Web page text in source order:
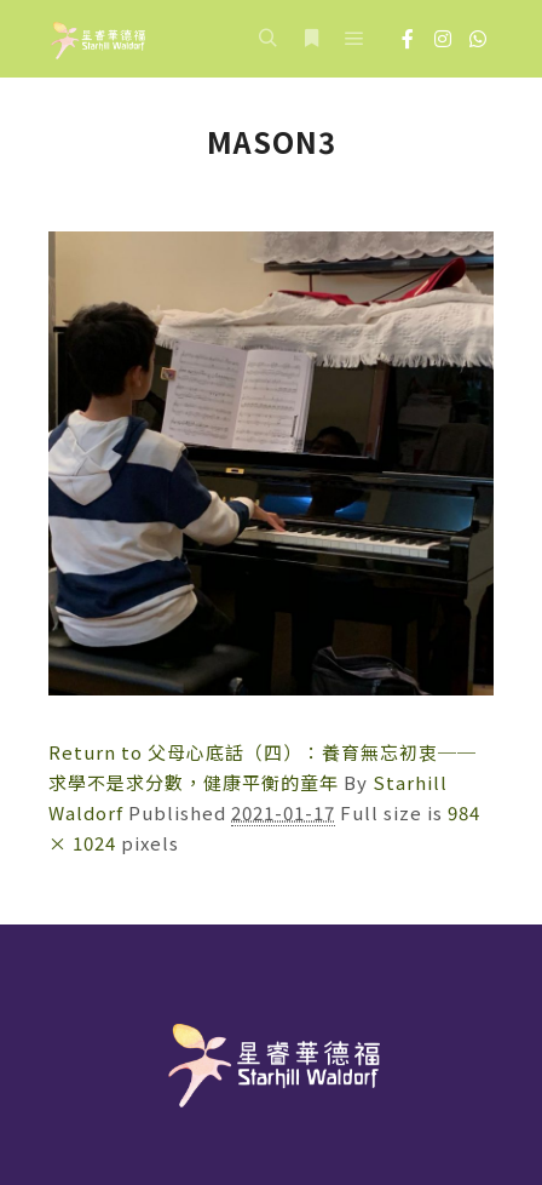
MASON3
Return to 父母心底話（四）：養育無忘初衷──
求學不是求分數，健康平衡的童年 By Starhill
Waldorf Published 2021-01-17 Full size is 984
× 1024 pixels